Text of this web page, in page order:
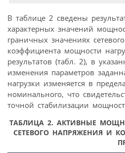
В таблице 2 сведены
характерных значений
граничных значениях
коэффициента мощности
результатов (табл. 2), в
изменения параметров
нагрузки изменяется в
номинального, что
точной стабилизации
ТАБЛИЦА 2. АКТИВНЫЕ
СЕТЕВОГО НАПРЯЖЕНИЯ И